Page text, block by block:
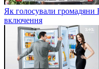
Як голосували громадяни
включення